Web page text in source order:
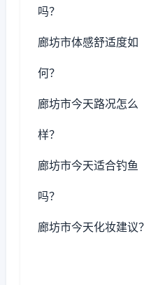
吗？
廊坊市体感舒适度如
何？
廊坊市今天路况怎么
样？
廊坊市今天适合钓鱼
吗？
廊坊市今天化妆建议？